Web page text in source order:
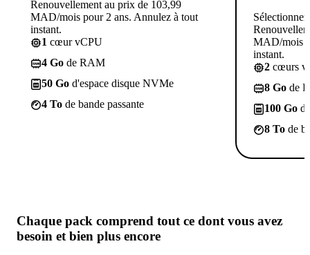
Renouvellement au prix de 103,99
MAD/mois pour 2 ans. Annulez à tout
instant.
1 cœur vCPU
4 Go de RAM
50 Go d'espace disque NVMe
4 To de bande passante
Sélectionner
MAD/mois
instant.
2 cœurs
8 Go de
100 Go
8 To de
Chaque pack comprend tout ce dont vous avez
besoin et bien plus encore